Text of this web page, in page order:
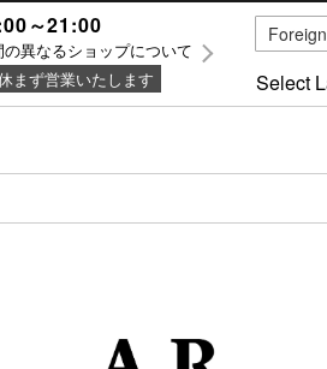
～21:00
異なるショップについて
まず営業いたします
Select